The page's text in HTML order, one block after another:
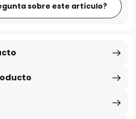
sobre este artículo?